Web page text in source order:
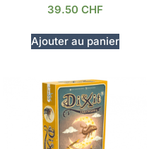
39.50 CHF
Ajouter au panier